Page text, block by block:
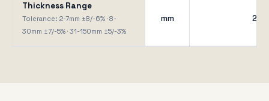
Thickness Range
Tolerance: 2-7mm ±8/-6% · 8-
30mm ±7/-5% · 31-150mm ±5/-3%
mm 2 –